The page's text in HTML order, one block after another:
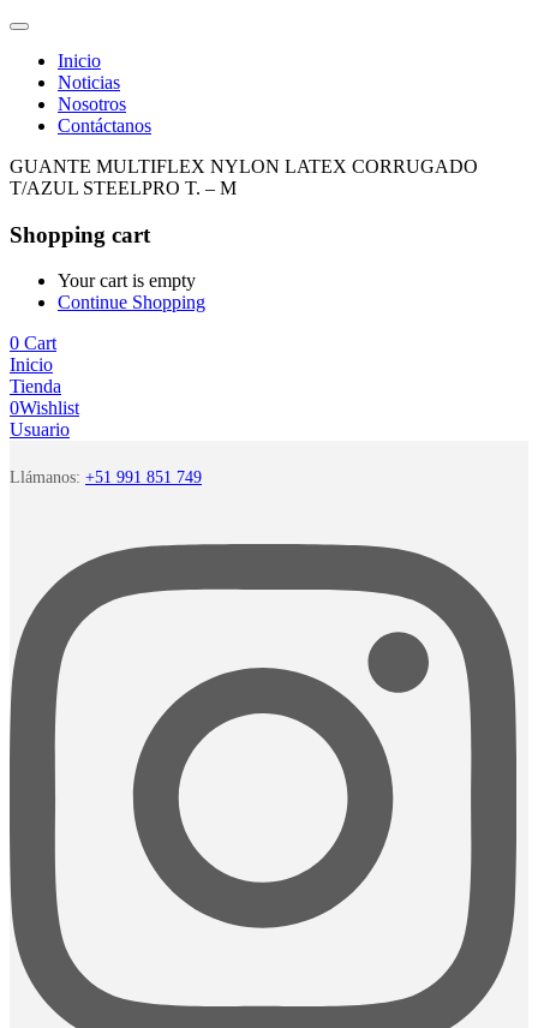
Inicio
Noticias
Nosotros
Contáctanos
GUANTE MULTIFLEX NYLON LATEX CORRUGADO
T/AZUL STEELPRO T. – M
Shopping cart
Your cart is empty
Continue Shopping
0 Cart
Inicio
Tienda
0Wishlist
Usuario
Llámanos: +51 991 851 749